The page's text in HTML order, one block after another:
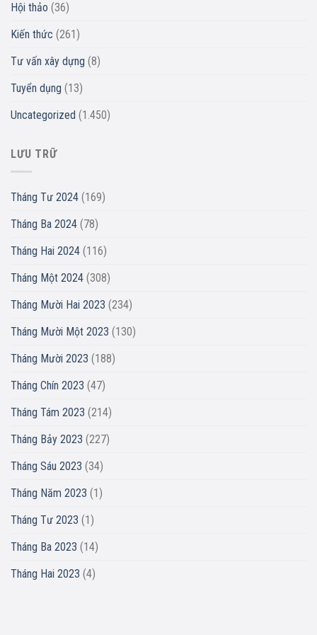
Hội thảo (36)
Kiến thức (261)
Tư vấn xây dựng (8)
Tuyển dụng (13)
Uncategorized (1.450)
LƯU TRỮ
Tháng Tư 2024 (169)
Tháng Ba 2024 (78)
Tháng Hai 2024 (116)
Tháng Một 2024 (308)
Tháng Mười Hai 2023 (234)
Tháng Mười Một 2023 (130)
Tháng Mười 2023 (188)
Tháng Chín 2023 (47)
Tháng Tám 2023 (214)
Tháng Bảy 2023 (227)
Tháng Sáu 2023 (34)
Tháng Năm 2023 (1)
Tháng Tư 2023 (1)
Tháng Ba 2023 (14)
Tháng Hai 2023 (4)